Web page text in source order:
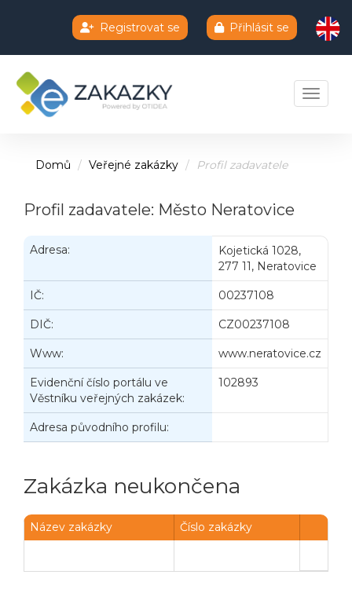
Registrovat se Přihlásit se
Toggle
Domů Veřejné zakázky Profil zadavatele
Profil zadavatele: Město Neratovice
Adresa:
Kojetická 1028,
277 11, Neratovice
IČ: 00237108
DIČ: CZ00237108
Www: www.neratovice.cz
Evidenční číslo portálu ve
Věstníku veřejných zakázek:
102893
Adresa původního profilu:
Zakázka neukončena
Název zakázky Číslo zakázky
Chatbot e-zakazky